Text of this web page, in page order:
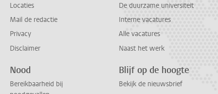
Locaties
Mail de redactie
Privacy
Disclaimer
De duurzame universiteit
Interne vacatures
Alle vacatures
Naast het werk
Nood
Bereikbaarheid bij
Blijf op de hoogte
Bekijk de nieuwsbrief